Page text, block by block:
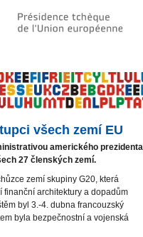
všech zemí EU
amerického prezidenta
27 členských zemí.
zemí skupiny G20, která
architektury a dopadům
byl 3.-4. dubna francouzský
byla bezpečnostní a vojenská